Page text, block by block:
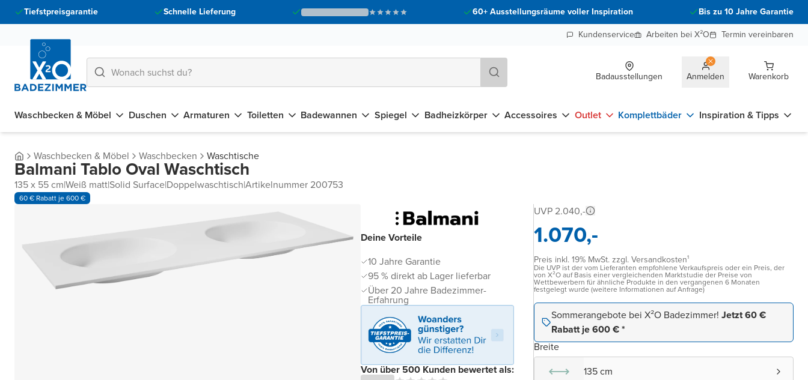
Tiefstpreisgarantie Schnelle Lieferung 60+ Ausstellungsräume voller Inspiration
Bis zu 10 Jahre Garantie
Kundenservice
Arbeiten bei X²O Termin vereinbaren
Badausstellungen Anmelden Warenkorb
Waschbecken & Möbel Duschen Armaturen Toiletten Badewannen Spiegel Badheizkörper Accessoires Outlet Komplettbäder Inspiration & Tipps
Waschbecken & Möbel Waschbecken Waschtische
Balmani Tablo Oval Waschtisch
135 x 55 cm|Weiß matt|Solid Surface|Doppelwaschtisch|Artikelnummer 200753
60 € Rabatt je 600 €
Deine Vorteile
10 Jahre Garantie
95 % direkt ab Lager lieferbar
Über 20 Jahre Badezimmer-
Erfahrung
Von über 500 Kunden bewertet als:
UVP 2.040,-
1.070,-
Preis inkl. 19% MwSt. zzgl. Versandkosten¹
Die UVP ist der vom Lieferanten empfohlene Verkaufspreis oder ein Preis, der
von X²O auf Basis einer vergleichenden Marktstudie der Preise von
Wettbewerbern für ähnliche Produkte in den vergangenen 6 Monaten
festgelegt wurde (weitere Informationen auf Anfrage)
Sommerangebote bei X²O Badezimmer! Jetzt 60 €
Rabatt je 600 € *
Breite
135 cm